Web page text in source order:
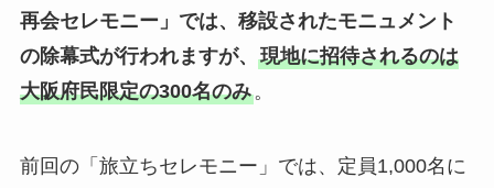
再会セレモニー」では、移設されたモニュメント
の除幕式が行われますが、 現地に招待されるのは
大阪府民限定の300名のみ。
前回の「旅立ちセレモニー」では、定員1,000名に